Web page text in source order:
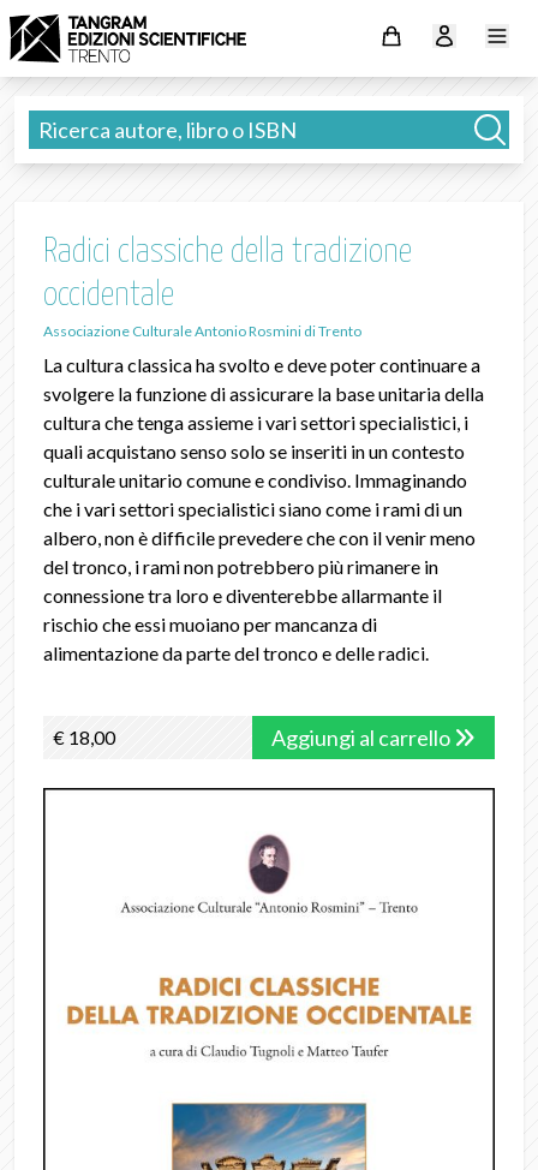
Radici classiche della tradizione
occidentale
Associazione Culturale Antonio Rosmini di Trento
La cultura classica ha svolto e deve poter continuare a
svolgere la funzione di assicurare la base unitaria della
cultura che tenga assieme i vari settori specialistici, i
quali acquistano senso solo se inseriti in un contesto
culturale unitario comune e condiviso. Immaginando
che i vari settori specialistici siano come i rami di un
albero, non è difficile prevedere che con il venir meno
del tronco, i rami non potrebbero più rimanere in
connessione tra loro e diventerebbe allarmante il
rischio che essi muoiano per mancanza di
alimentazione da parte del tronco e delle radici.
€ 18,00 Aggiungi al carrello